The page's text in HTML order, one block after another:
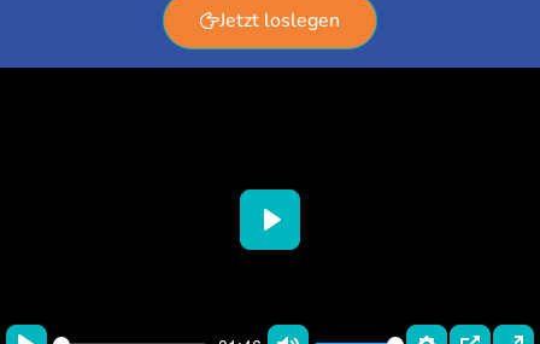
Jetzt loslegen
Play